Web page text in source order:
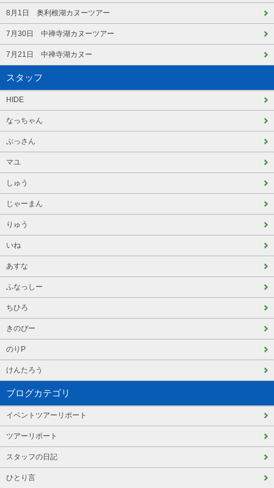
8月1日 奥利根湖カヌーツアー
7月30日 中禅寺湖カヌーツアー
7月21日 中禅寺湖カヌー
スタッフ
HIDE
なっちゃん
ぶっさん
マユ
しゅう
じゃーまん
りゅう
いね
あすな
ふなっしー
ちひろ
きのぴー
のりP
けんたろう
ブログカテゴリ
イベントツアーリポート
ツアーリポート
スタッフの日記
ひとり言